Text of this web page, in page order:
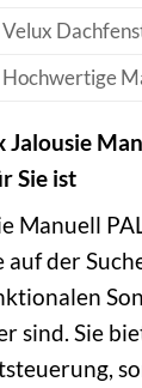
Velux
Hochwertige
Sie ist
Manuell
auf der
sind. Sie